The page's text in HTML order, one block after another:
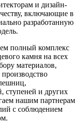
и дизайн-
включающие в
разработанную
полный комплекс
камня на всех
материалов,
ступеней и других
нашим партнерам
с соблюдением